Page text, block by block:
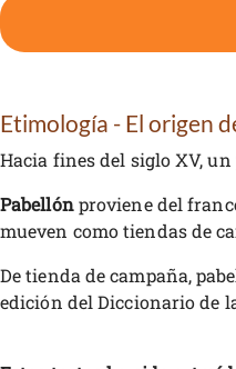
Etimología - El origen
Hacia fines del siglo XV,
Pabellónproviene del
mueven como tiendas de
De tienda de campaña,
edición del Diccionario de